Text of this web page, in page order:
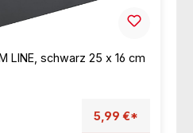
LINE, schwarz 25 x 16 cm
5,99 €*